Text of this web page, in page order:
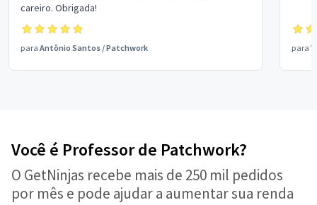
careiro. Obrigada!
para Antônio Santos /Patchwork para
Você é Professor de Patchwork?
O GetNinjas recebe mais de 250 mil pedidos
por mês e pode ajudar a aumentar sua renda